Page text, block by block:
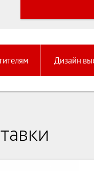
Дизайн